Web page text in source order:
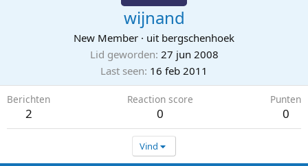
wijnand
New Member · uit bergschenhoek
Lid geworden 27 jun 2008
Last seen 16 feb 2011
Berichten
2
Reaction score
0
Punten
0
Vind